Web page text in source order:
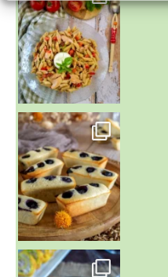
~ FINANCIERS MYRTILLES ET CITRON ~
Aujourd'hu